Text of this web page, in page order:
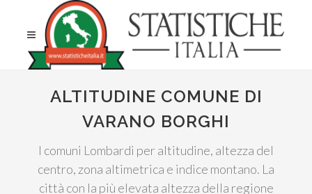
ALTITUDINE COMUNE DI
VARANO BORGHI
I comuni Lombardi per altitudine, altezza del
centro, zona altimetrica e indice montano. La
città con la più elevata altezza della regione